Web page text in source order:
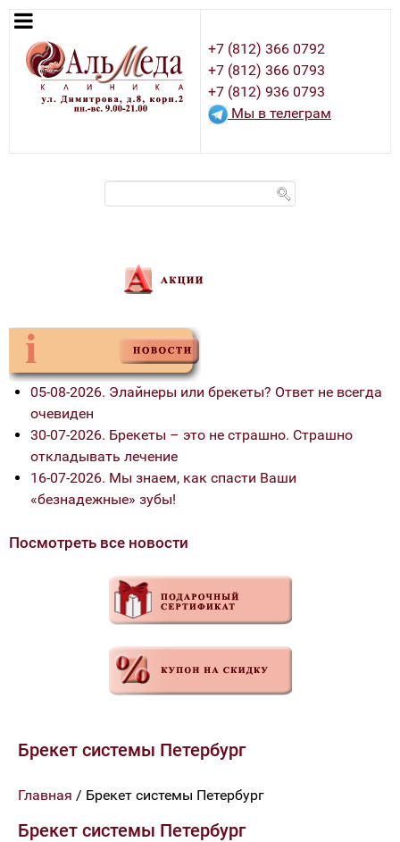
+7 (812) 366 0792
+7 (812) 366 0793
+7 (812) 936 0793
Мы в телеграм
05-08-2026. Элайнеры или брекеты? Ответ не всегда
очевиден
30-07-2026. Брекеты – это не страшно. Страшно
откладывать лечение
16-07-2026. Мы знаем, как спасти Ваши
«безнадежные» зубы!
Посмотреть все новости
Брекет системы Петербург
Главная / Брекет системы Петербург
Брекет системы Петербург